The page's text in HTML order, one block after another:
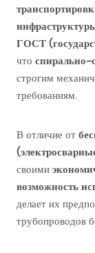
ГОСТ
что спирально-
строгим
требованиям.
В отличие от
своими
возможность
делает их
трубопроводов